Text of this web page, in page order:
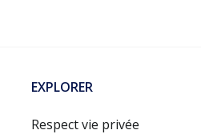
EXPLORER
Respect vie privée